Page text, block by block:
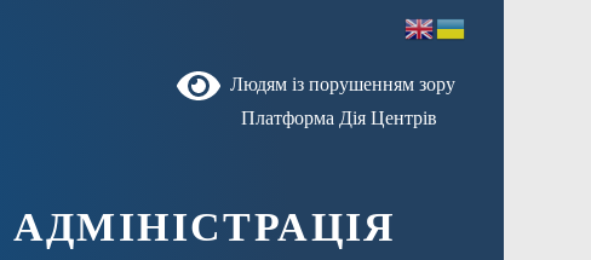
Людям із порушенням зору
Платформа Дія Центрів